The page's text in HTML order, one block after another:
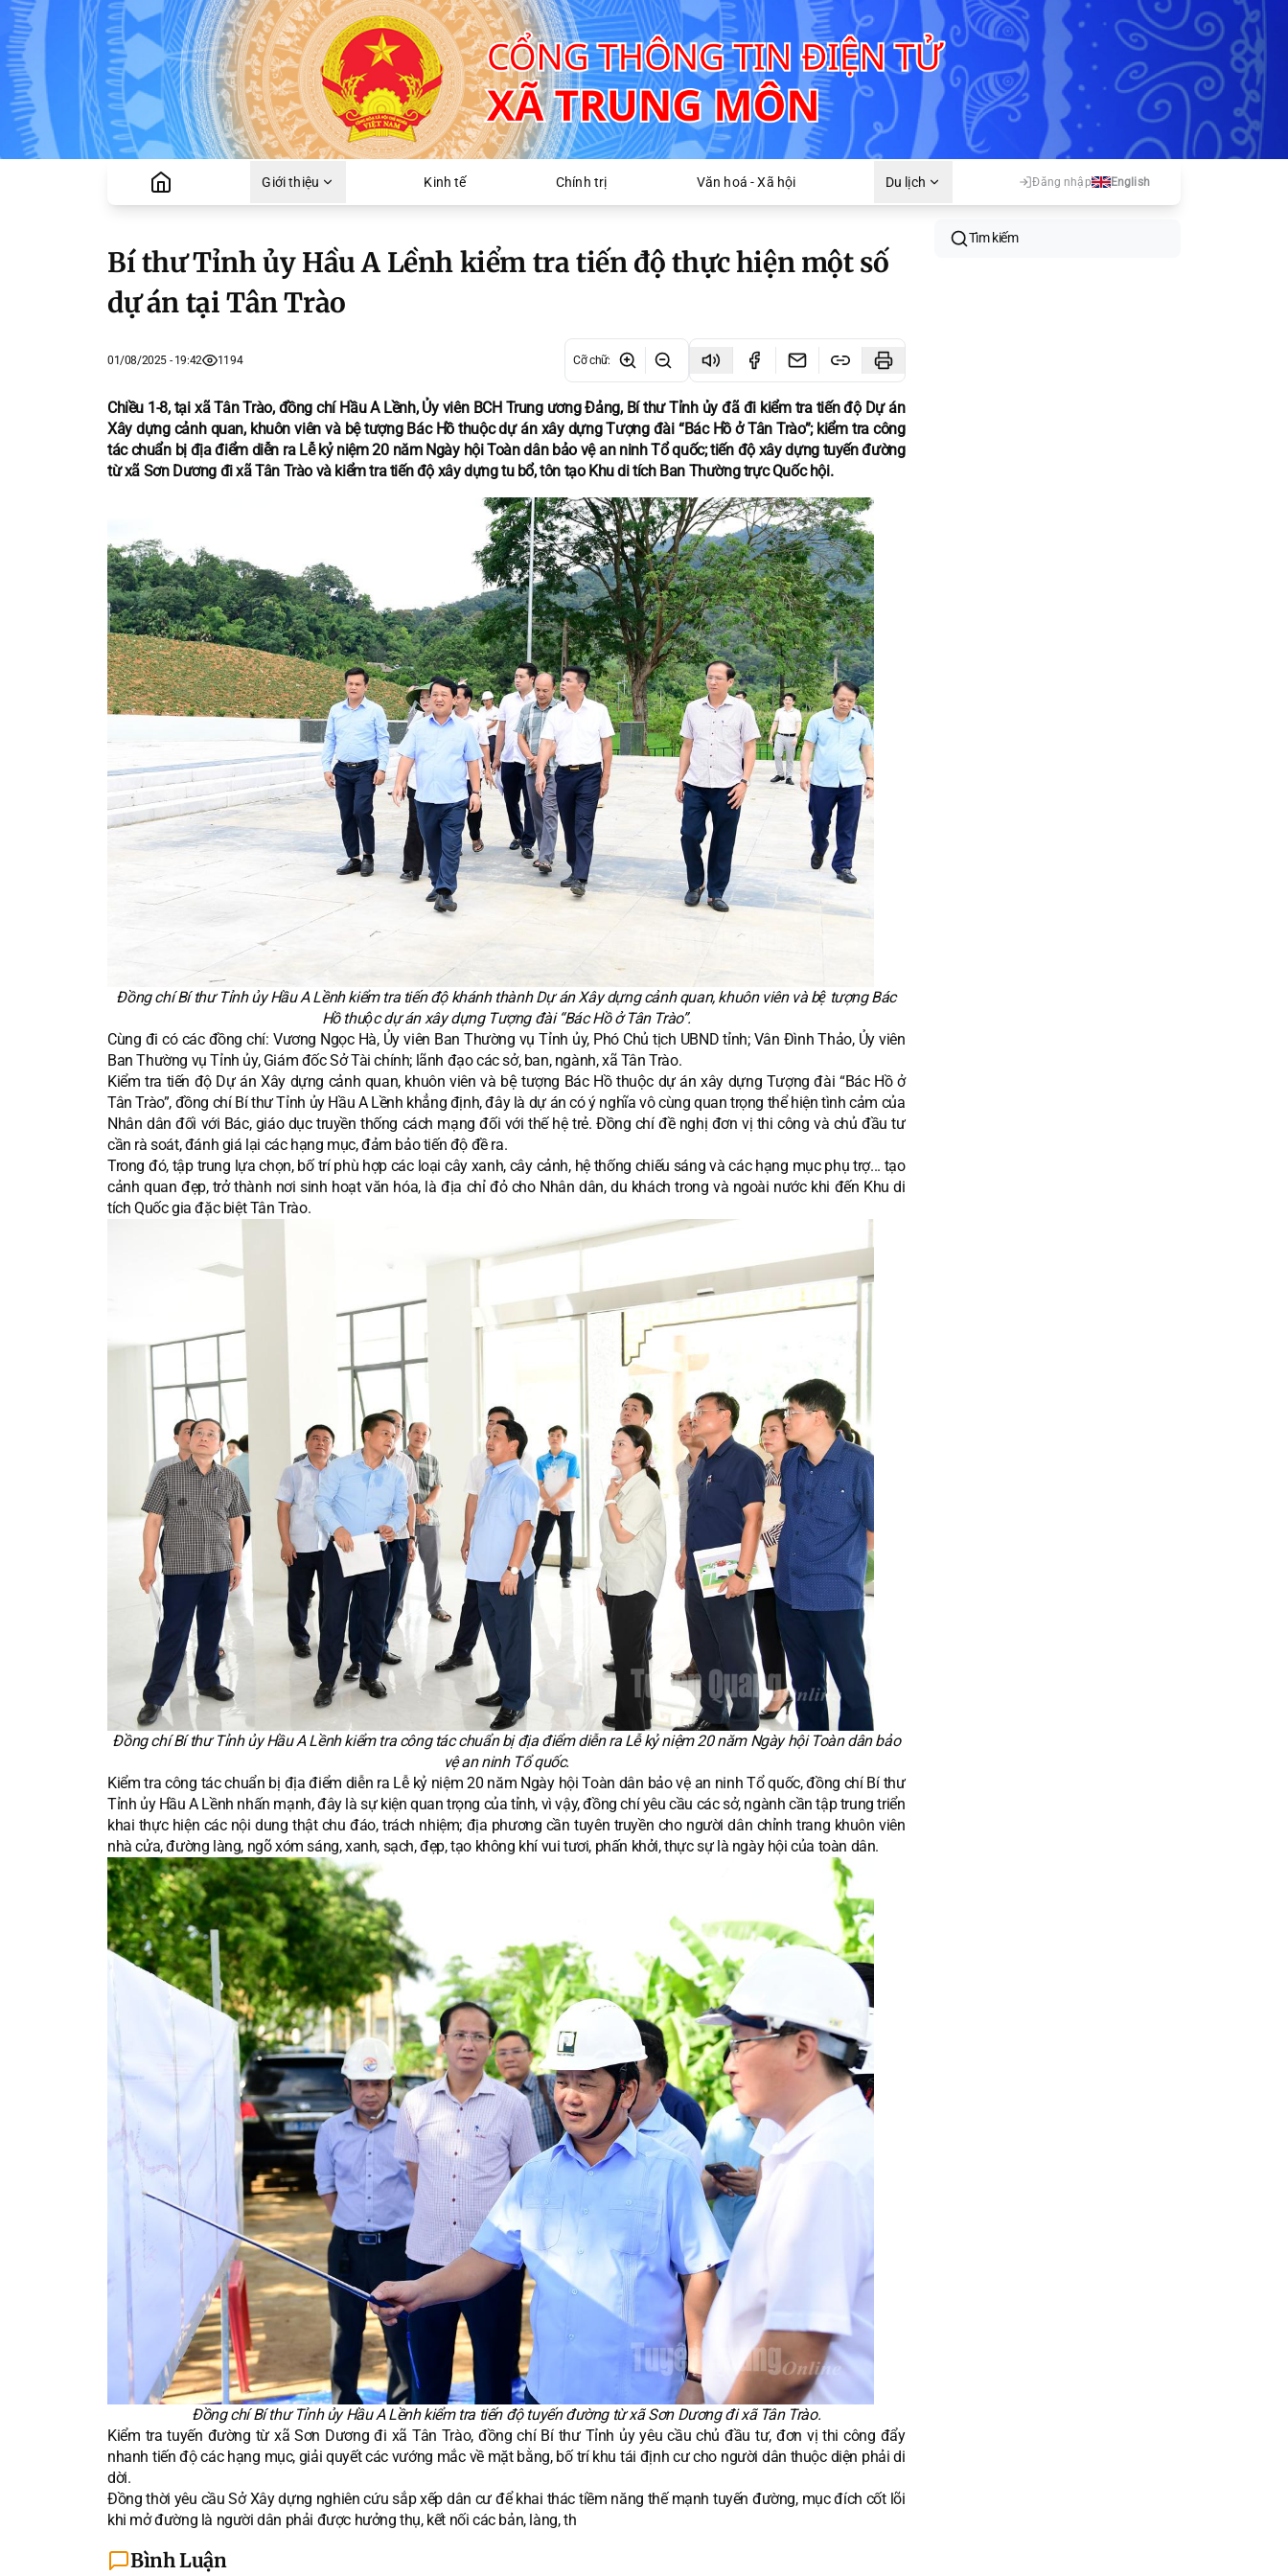
Giới thiệu Kinh tế Chính trị Văn hoá - Xã hội Du lịch Đăng nhập English
Bí thư Tỉnh ủy Hầu A Lềnh kiểm tra tiến độ thực hiện một số
dự án tại Tân Trào
01/08/2025 - 19:42 1194 Cỡ chữ:
Chiều 1-8, tại xã Tân Trào, đồng chí Hầu A Lềnh, Ủy viên BCH Trung ương Đảng, Bí thư Tỉnh ủy đã đi kiểm tra tiến độ Dự án
Xây dựng cảnh quan, khuôn viên và bệ tượng Bác Hồ thuộc dự án xây dựng Tượng đài “Bác Hồ ở Tân Trào”; kiểm tra công
tác chuẩn bị địa điểm diễn ra Lễ kỷ niệm 20 năm Ngày hội Toàn dân bảo vệ an ninh Tổ quốc; tiến độ xây dựng tuyến đường
từ xã Sơn Dương đi xã Tân Trào và kiểm tra tiến độ xây dựng tu bổ, tôn tạo Khu di tích Ban Thường trực Quốc hội.
Đồng chí Bí thư Tỉnh ủy Hầu A Lềnh kiểm tra tiến độ khánh thành Dự án Xây dựng cảnh quan, khuôn viên và bệ tượng Bác
Hồ thuộc dự án xây dựng Tượng đài “Bác Hồ ở Tân Trào”.
Cùng đi có các đồng chí: Vương Ngọc Hà, Ủy viên Ban Thường vụ Tỉnh ủy, Phó Chủ tịch UBND tỉnh; Vân Đình Thảo, Ủy viên
Ban Thường vụ Tỉnh ủy, Giám đốc Sở Tài chính; lãnh đạo các sở, ban, ngành, xã Tân Trào.
Kiểm tra tiến độ Dự án Xây dựng cảnh quan, khuôn viên và bệ tượng Bác Hồ thuộc dự án xây dựng Tượng đài “Bác Hồ ở
Tân Trào”, đồng chí Bí thư Tỉnh ủy Hầu A Lềnh khẳng định, đây là dự án có ý nghĩa vô cùng quan trọng thể hiện tình cảm của
Nhân dân đối với Bác, giáo dục truyền thống cách mạng đối với thế hệ trẻ. Đồng chí đề nghị đơn vị thi công và chủ đầu tư
cần rà soát, đánh giá lại các hạng mục, đảm bảo tiến độ đề ra.
Trong đó, tập trung lựa chọn, bố trí phù hợp các loại cây xanh, cây cảnh, hệ thống chiếu sáng và các hạng mục phụ trợ... tạo
cảnh quan đẹp, trở thành nơi sinh hoạt văn hóa, là địa chỉ đỏ cho Nhân dân, du khách trong và ngoài nước khi đến Khu di
tích Quốc gia đặc biệt Tân Trào.
Đồng chí Bí thư Tỉnh ủy Hầu A Lềnh kiểm tra công tác chuẩn bị địa điểm diễn ra Lễ kỷ niệm 20 năm Ngày hội Toàn dân bảo
vệ an ninh Tổ quốc.
Kiểm tra công tác chuẩn bị địa điểm diễn ra Lễ kỷ niệm 20 năm Ngày hội Toàn dân bảo vệ an ninh Tổ quốc, đồng chí Bí thư
Tỉnh ủy Hầu A Lềnh nhấn mạnh, đây là sự kiện quan trọng của tỉnh, vì vậy, đồng chí yêu cầu các sở, ngành cần tập trung triển
khai thực hiện các nội dung thật chu đáo, trách nhiệm; địa phương cần tuyên truyền cho người dân chỉnh trang khuôn viên
nhà cửa, đường làng, ngõ xóm sáng, xanh, sạch, đẹp, tạo không khí vui tươi, phấn khởi, thực sự là ngày hội của toàn dân.
Đồng chí Bí thư Tỉnh ủy Hầu A Lềnh kiểm tra tiến độ tuyến đường từ xã Sơn Dương đi xã Tân Trào.
Kiểm tra tuyến đường từ xã Sơn Dương đi xã Tân Trào, đồng chí Bí thư Tỉnh ủy yêu cầu chủ đầu tư, đơn vị thi công đẩy
nhanh tiến độ các hạng mục, giải quyết các vướng mắc về mặt bằng, bố trí khu tái định cư cho người dân thuộc diện phải di
dời.
Đồng thời yêu cầu Sở Xây dựng nghiên cứu sắp xếp dân cư để khai thác tiềm năng thế mạnh tuyến đường, mục đích cốt lõi
khi mở đường là người dân phải được hưởng thụ, kết nối các bản, làng, th
Bình Luận
Tìm kiếm